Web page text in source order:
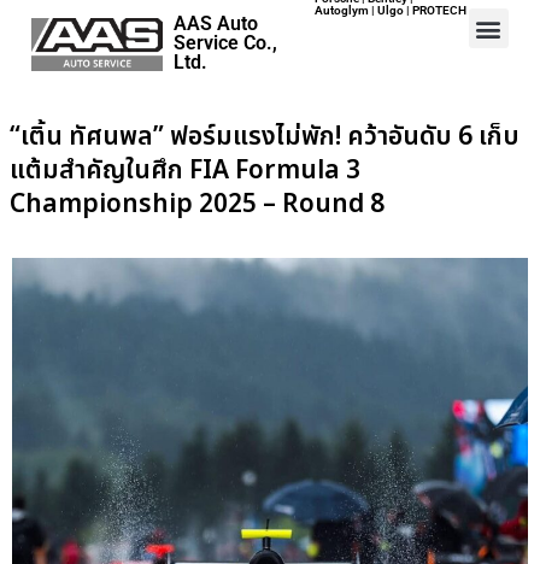
Home
Career
AAS Auto
Service Co.,
Ltd.
Autoglym | Ulgo | PROTECH
“เติ้น ทัศนพล” ฟอร์มแรงไม่พัก! คว้าอันดับ 6 เก็บ
แต้มสำคัญในศึก FIA Formula 3
Championship 2025 – Round 8